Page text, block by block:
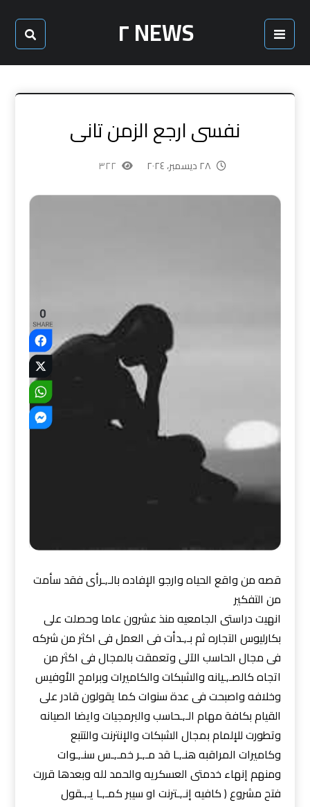
NEWS ٢
نفسى ارجع الزمن تانى
٢٨ ديسمبر، ٢٠٢٤ ٣٢٢
قصه من واقع الحياه وارجو الإفاده بالـ,ـرأى فقد سأمت
من التفكير
انهيت دراستى الجامعيه منذ عشرون عاما وحصلت على
بكارليوس التجاره ثم بـ,ـدأت فى العمل فى اكثر من شركه
فى مجال الحاسب الآلى وتعمقت بالمجال فى اكثر من
اتجاه كالصـ,ـيانه والشبكات والكاميرات وبرامج الأوفيس
وخلافه واصبحت فى عدة سنوات كما يقولون قادر على
القيام بكافة مهام الـ,ـحاسب والبرمجيات وايضا الصيانه
وتطورت للإلمام بمجال الشبكات والإنترنت والتتبع
وكاميرات المراقبه هنـ,ـا قد مـ,ـر خمـ,ـس سنـ,ـوات
ومنهم إنهاء خدمتى العسكريه والحمد لله وبعدها قررت
فتح مشروع ( كافيه إنـ,ـترنت او سيبر كمـ,ـا يـ,ـقول